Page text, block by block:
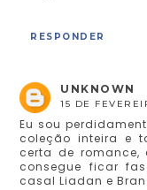
RESPONDER
UNKNOWN
15 DE
Eu sou
coleção inteira e
certa de romance,
consegue ficar
casal Liadan e